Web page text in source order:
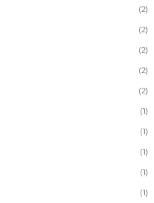
(2)
(2)
(2)
(2)
(2)
(1)
(1)
(1)
(1)
(1)